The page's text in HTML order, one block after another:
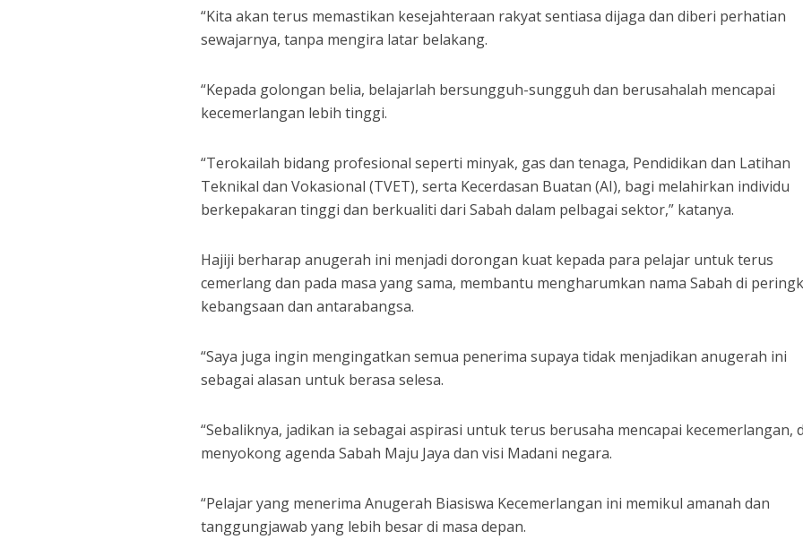
“Kita akan terus memastikan kesejahteraan rakyat sentiasa dijaga dan diberi perhatian
sewajarnya, tanpa mengira latar belakang.
“Kepada golongan belia, belajarlah bersungguh-sungguh dan berusahalah mencapai
kecemerlangan lebih tinggi.
“Terokailah bidang profesional seperti minyak, gas dan tenaga, Pendidikan dan Latihan
Teknikal dan Vokasional (TVET), serta Kecerdasan Buatan (AI), bagi melahirkan individu
berkepakaran tinggi dan berkualiti dari Sabah dalam pelbagai sektor,” katanya.
Hajiji berharap anugerah ini menjadi dorongan kuat kepada para pelajar untuk terus
cemerlang dan pada masa yang sama, membantu mengharumkan nama Sabah di
kebangsaan dan antarabangsa.
“Saya juga ingin mengingatkan semua penerima supaya tidak menjadikan anugerah ini
sebagai alasan untuk berasa selesa.
“Sebaliknya, jadikan ia sebagai aspirasi untuk terus berusaha mencapai kecemerlangan,
menyokong agenda Sabah Maju Jaya dan visi Madani negara.
“Pelajar yang menerima Anugerah Biasiswa Kecemerlangan ini memikul amanah dan
tanggungjawab yang lebih besar di masa depan.